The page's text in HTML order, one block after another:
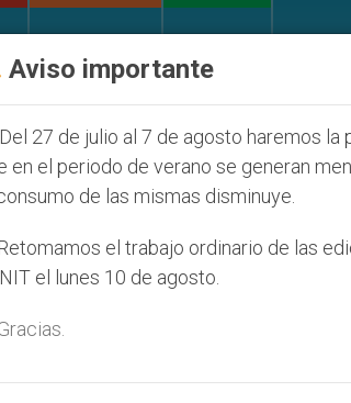
de la Juventud Seúl 2027
Superior’
Aviso importante
Del 27 de julio al 7 de agosto haremos la
en el periodo de verano se generan
de las mismas disminuye.
el trabajo ordinario de las
el lunes 10 de agosto.